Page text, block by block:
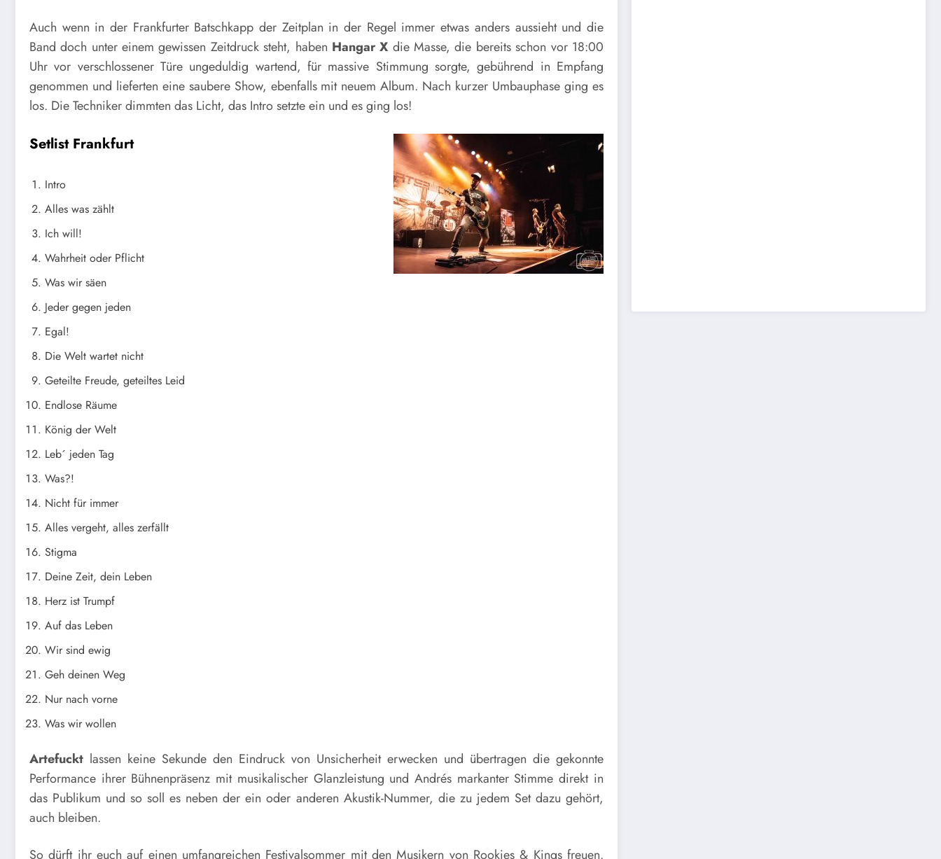
Auch wenn in der Frankfurter Batschkapp der Zeitplan in der Regel immer etwas anders aussieht und die
Band doch unter einem gewissen Zeitdruck steht, haben Hangar X die Masse, die bereits schon vor 18:00
Uhr vor verschlossener Türe ungeduldig wartend, für massive Stimmung sorgte, gebührend in Empfang
genommen und lieferten eine saubere Show, ebenfalls mit neuem Album. Nach kurzer Umbauphase ging es
los. Die Techniker dimmten das Licht, das Intro setzte ein und es ging los!
Setlist Frankfurt
Intro
Alles was zählt
Ich will!
Wahrheit oder Pflicht
Was wir säen
Jeder gegen jeden
Egal!
Die Welt wartet nicht
Geteilte Freude, geteiltes Leid
Endlose Räume
König der Welt
Leb´ jeden Tag
Was?!
Nicht für immer
Alles vergeht, alles zerfällt
Stigma
Deine Zeit, dein Leben
Herz ist Trumpf
Auf das Leben
Wir sind ewig
Geh deinen Weg
Nur nach vorne
Was wir wollen
Artefuckt lassen keine Sekunde den Eindruck von Unsicherheit erwecken und übertragen die gekonnte
Performance ihrer Bühnenpräsenz mit musikalischer Glanzleistung und Andrés markanter Stimme direkt in
das Publikum und so soll es neben der ein oder anderen Akustik-Nummer, die zu jedem Set dazu gehört,
auch bleiben.
So dürft ihr euch auf einen umfangreichen Festivalsommer mit den Musikern von Rookies & Kings freuen.